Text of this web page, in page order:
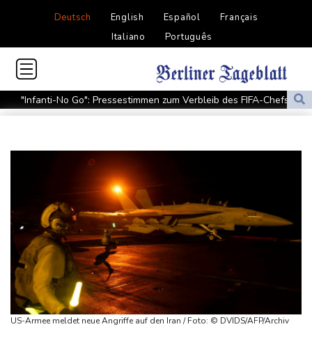
Deutsch English Español
Français
Italiano
Português
"Infanti-No Go": Pressestimmen zum Verbleib des FIFA-Chefs
Manipulierte Trainerwahl? Razzia bei Südkoreas Fußball-Verband
Niedrigwasser anpassen
Zverev hadert nach Aus: "Schlechtestes Spiel der Saison"
Vier deutsche, neun neue: Teammanager-Rekorde in England
Trump-Hubschrauber über Washington womöglich
Passagierflugzeug zu nahe gekommen
Niedrigwasser: Industrie- und Schifffahrtsverbände fordern
konkrete Schritte
Extremes Niedrigwasser: Verkehrsminister Bilger lädt zu
Spitzentreffen in Bonn
US-Armee meldet neue Angriffe auf den Iran / Foto: © DVIDS/AFP/Archiv